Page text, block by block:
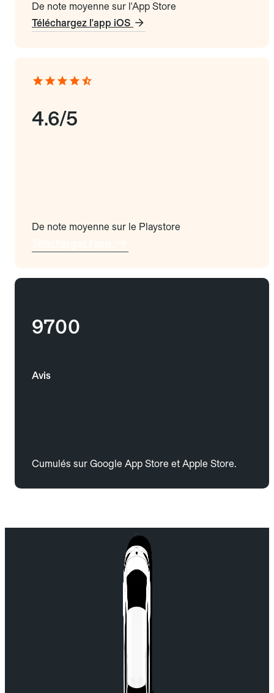
De note moyenne sur l'App Store
Téléchargez l'app iOS
4.6/5
De note moyenne sur le Playstore
9700
Avis
Cumulés sur Google App Store et Apple Store.